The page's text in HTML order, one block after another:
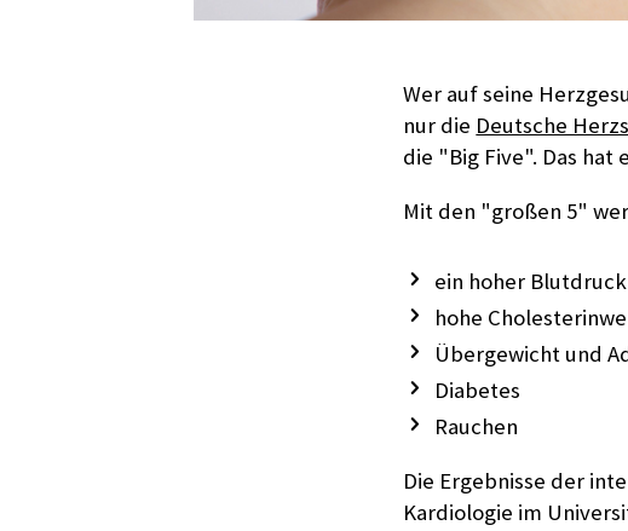
Wer auf seine
nur die Deutsche
die "Big Five". Das hat
Mit den "großen 5"
ein hoher
hohe
Übergewicht und
Diabetes
Rauchen
Die Ergebnisse der
Kardiologie im